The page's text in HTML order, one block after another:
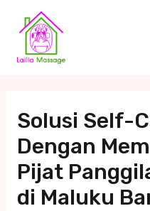
content
Solusi Self-
Dengan
Pijat
di Maluku